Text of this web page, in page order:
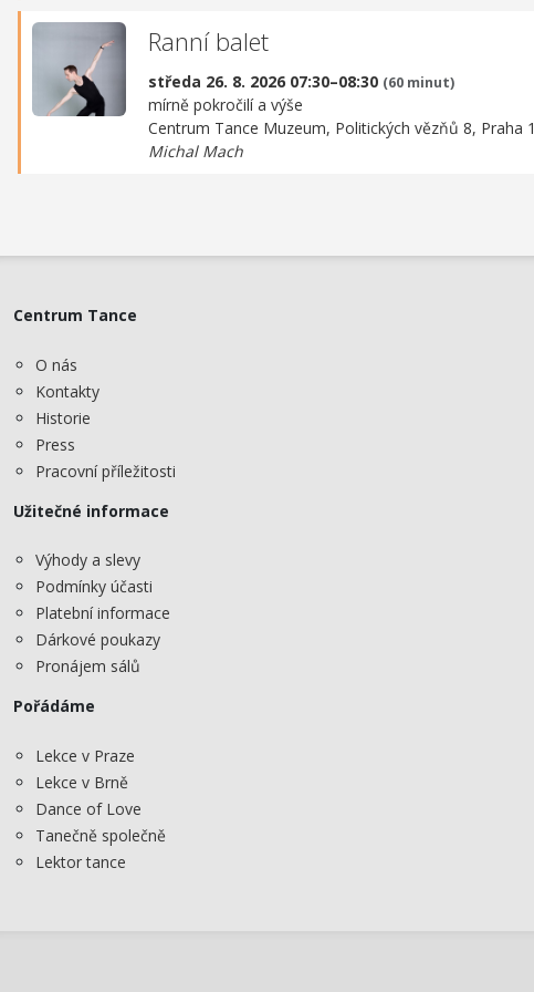
Ranní balet
středa 26. 8. 2026 07:30–08:30 (60 minut)
mírně pokročilí a výše
Centrum Tance Muzeum, Politických vězňů 8, Praha 1
Michal Mach
Centrum Tance
O nás
Kontakty
Historie
Press
Pracovní příležitosti
Užitečné informace
Výhody a slevy
Podmínky účasti
Platební informace
Dárkové poukazy
Pronájem sálů
Pořádáme
Lekce v Praze
Lekce v Brně
Dance of Love
Tanečně společně
Lektor tance